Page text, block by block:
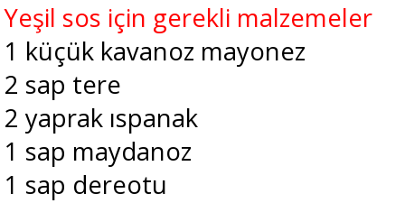
Yeşil sos için gerekli malzemeler
1 küçük kavanoz mayonez
2 sap tere
2 yaprak ıspanak
1 sap maydanoz
1 sap dereotu